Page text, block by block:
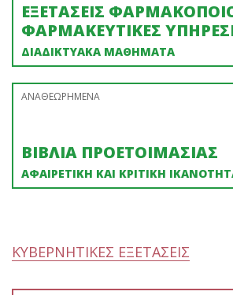
ΕΞΕΤΑΣΕΙΣ
ΦΑΡΜΑΚΕΥΤΙΚΕΣ
ΔΙΑΔΙΚΤΥΑΚΑ ΜΑΘΗΜΑΤΑ
ΑΝΑΘΕΩΡΗΜΕΝΑ
ΒΙΒΛΙΑ ΠΡΟΕΤΟΙΜΑΣΙΑΣ
ΑΦΑΙΡΕΤΙΚΗ ΚΑΙ ΚΡΙΤΙΚΗ
ΚΥΒΕΡΝΗΤΙΚΕΣ ΕΞΕΤΑΣΕΙΣ